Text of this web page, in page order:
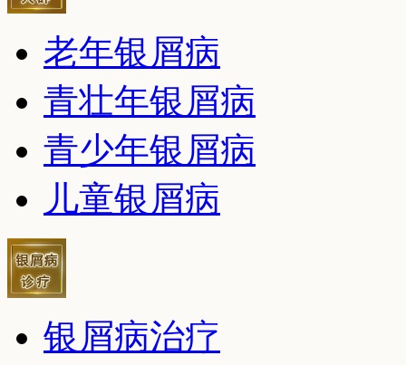
老年银屑病
青壮年银屑病
青少年银屑病
儿童银屑病
银屑病治疗